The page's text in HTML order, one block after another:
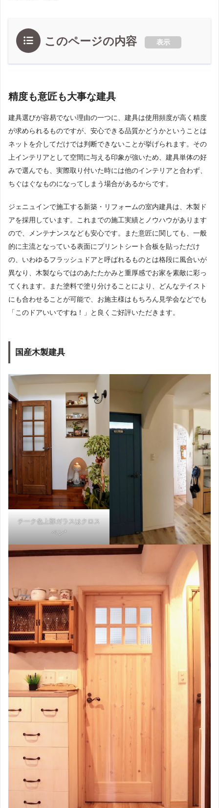
このページの内容 表示
精度も意匠も大事な建具
建具選びが容易でない理由の一つに、建具は使用頻度が高く精度
が求められるものですが、安心できる品質かどうかということは
ネットを介してだけでは判断できないことが挙げられます。その
上インテリアとして空間に与える印象が強いため、建具単体の好
みで選んでも、実際取り付いた時には他のインテリアと合わず、
ちぐはぐなものになってしまう場合があるからです。
ジェニュインで施工する新築・リフォームの室内建具は、木製ド
アを採用しています。これまでの施工実績とノウハウがあります
ので、メンテナンスなども安心です。また意匠に関しても、一般
的に主流となっている表面にプリントシート合板を貼っただけ
の、いわゆるフラッシュドアと呼ばれるものとは格段に風合いが
異なり、木製ならではのあたたかみと重厚感でお家を素敵に彩っ
てくれます。また塗料で塗り分けることにより、どんなテイスト
にも合わせることが可能で、お施主様はもちろん見学会などでも
「このドアいいですね！」と良くご好評いただきます。
国産木製建具
チーク色上部ガラスはクロス
ペン*